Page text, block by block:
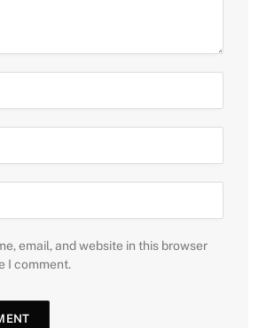
email, and website in this browser
I comment.